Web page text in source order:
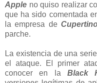
Apple no quiso realizar
que ha sido comentada
la empresa de
parche.
La existencia de una
el ataque. El primer
conocer en la Black